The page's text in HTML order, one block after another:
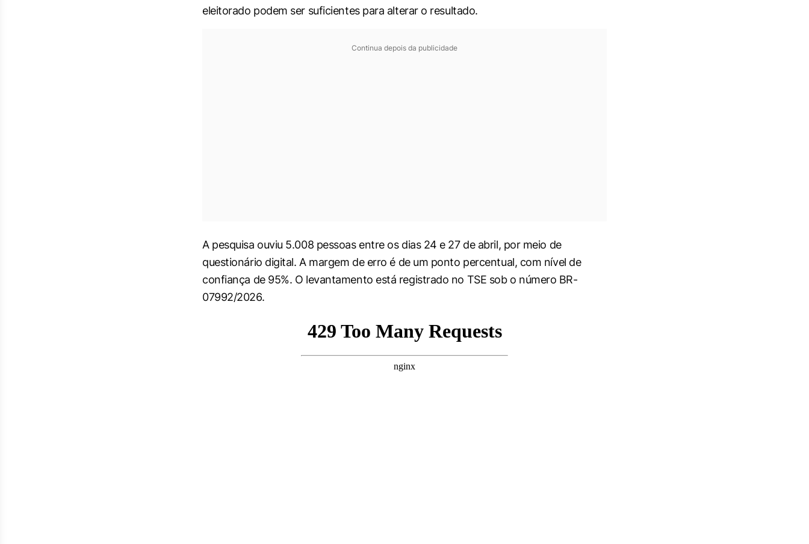
eleitorado podem ser suficientes para alterar o resultado.
Continua depois da publicidade
A pesquisa ouviu 5.008 pessoas entre os dias 24 e 27 de abril, por meio de
questionário digital. A margem de erro é de um ponto percentual, com nível de
confiança de 95%. O levantamento está registrado no TSE sob o número BR-
07992/2026.